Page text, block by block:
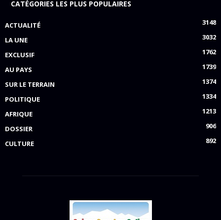
CATÉGORIES LES PLUS POPULAIRES
ACTUALITÉ
3148
LA UNE
3032
EXCLUSIF
1762
AU PAYS
1739
SUR LE TERRAIN
1374
POLITIQUE
1334
AFRIQUE
1213
DOSSIER
906
CULTURE
892